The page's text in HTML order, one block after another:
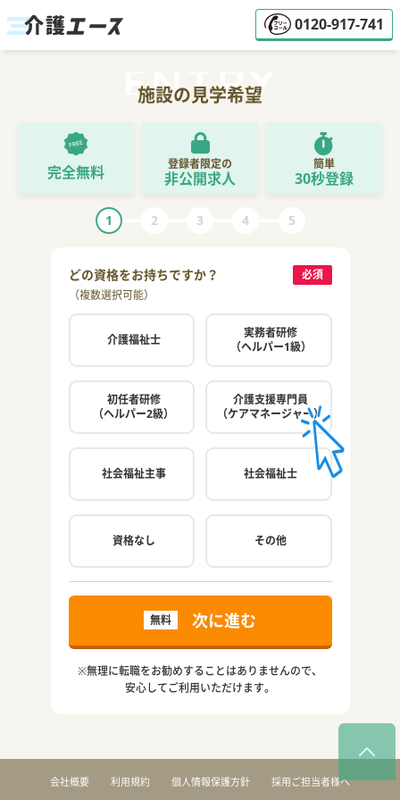
0120-917-741
施設の見学希望
完全無料 登録者限定の
非公開求人
簡単
30秒登録
1 2 3 4 5
どの資格をお持ちですか？
（複数選択可能）
必須
介護福祉士
実務者研修
（ヘルパー1級）
初任者研修
（ヘルパー2級）
介護支援専門員
（ケアマネージャー）
社会福祉主事 社会福祉士
資格なし その他
無料 次に進む
※無理に転職をお勧めすることはありませんので、
安心してご利用いただけます。
会社概要 利用規約 個人情報保護方針 採用ご担当者様へ